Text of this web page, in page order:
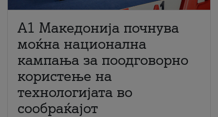
A1 Македонија почнува
моќна национална
кампања за поодговорно
користење на
технологијата во
сообраќајот